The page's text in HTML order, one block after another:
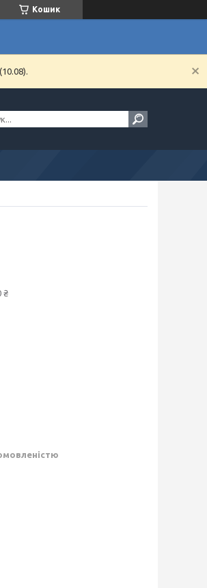
Кошик
₴